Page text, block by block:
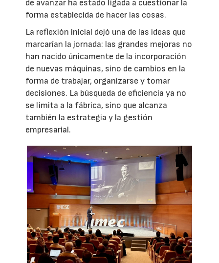
de avanzar ha estado ligada a cuestionar la
forma establecida de hacer las cosas.
La reflexión inicial dejó una de las ideas que
marcarían la jornada: las grandes mejoras no
han nacido únicamente de la incorporación
de nuevas máquinas, sino de cambios en la
forma de trabajar, organizarse y tomar
decisiones. La búsqueda de eficiencia ya no
se limita a la fábrica, sino que alcanza
también la estrategia y la gestión
empresarial.